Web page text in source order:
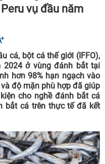
vụ đầu năm
cá, bột cá thế giới (IFFO),
ở vùng đánh bắt tại
hơn 98% hạn ngạch vào
độ mặn phù hợp đã giúp
cho nghề đánh bắt cá
bắt cá trên thực tế đã kết